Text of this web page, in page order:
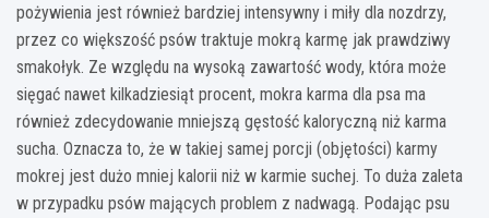
pożywienia jest również bardziej intensywny i miły dla nozdrzy,
przez co większość psów traktuje mokrą karmę jak prawdziwy
smakołyk. Ze względu na wysoką zawartość wody, która może
sięgać nawet kilkadziesiąt procent, mokra karma dla psa ma
również zdecydowanie mniejszą gęstość kaloryczną niż karma
sucha. Oznacza to, że w takiej samej porcji (objętości) karmy
mokrej jest dużo mniej kalorii niż w karmie suchej. To duża zaleta
w przypadku psów mających problem z nadwagą. Podając psu